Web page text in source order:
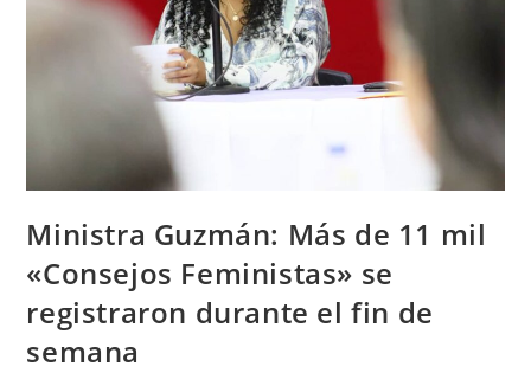
Ministra Guzmán: Más de 11 mil
«Consejos Feministas» se
registraron durante el fin de
semana